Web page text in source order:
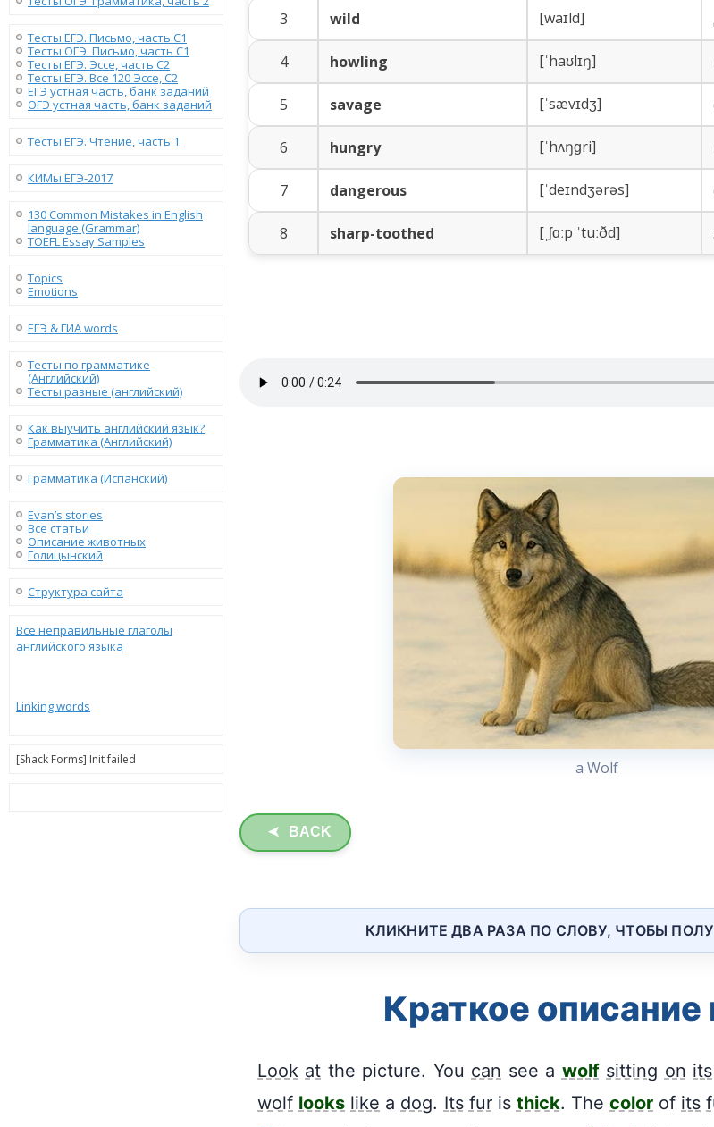
Тесты ЕГЭ. Письмо, часть С1
Тесты ОГЭ. Письмо, часть С1
Тесты ЕГЭ. Эссе, часть C2
Тесты ЕГЭ. Все 120 Эссе, C2
ЕГЭ устная часть, банк заданий
ОГЭ устная часть, банк заданий
Тесты ЕГЭ. Чтение, часть 1
КИМы ЕГЭ-2017
130 Сommon Mistakes in English
language (Grammar)
TOEFL Essay Samples
Topics
Emotions
ЕГЭ & ГИА words
Тесты по грамматике
(Английский)
Тесты разные (английский)
Как выучить английский язык?
Грамматика (Английский)
Грамматика (Испанский)
Evan’s stories
Все статьи
Описание животных
Голицынский
Структура сайта
Все неправильные глаголы
английского языка
Linking words
[Shack Forms] Init failed
3 wild [waɪld]
4 howling [ˈhaʊlɪŋ]
5 savage [ˈsævɪdʒ]
6 hungry [ˈhʌŋɡri]
7 dangerous [ˈdeɪndʒərəs]
8 sharp-toothed [ˌʃɑːp ˈtuːðd]
a Wolf
➤ BACK
КЛИКНИТЕ ДВА РАЗА ПО СЛОВУ, ЧТОБЫ